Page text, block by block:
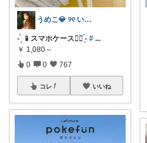
うめこ💎 ୨୧ いつも感謝 ୨୧
- ̗̀ 📱スマホケース✊🏻 ̖́- # ...
￥ 1,080～
0 0 767
コレ いいね